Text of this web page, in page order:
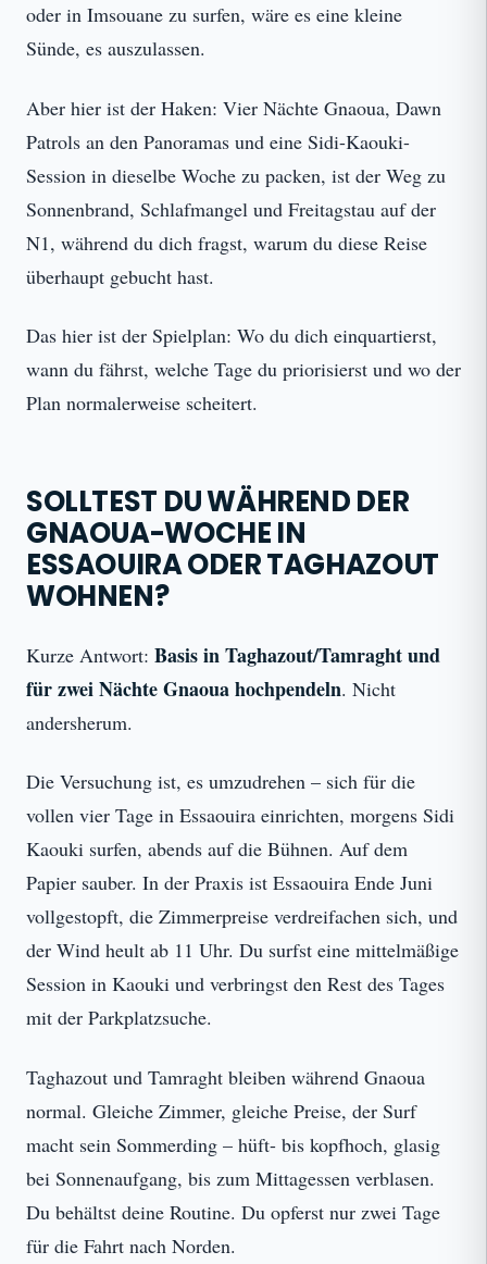
oder in Imsouane zu surfen, wäre es eine kleine
Sünde, es auszulassen.
Aber hier ist der Haken: Vier Nächte Gnaoua, Dawn
Patrols an den Panoramas und eine Sidi-Kaouki-
Session in dieselbe Woche zu packen, ist der Weg zu
Sonnenbrand, Schlafmangel und Freitagstau auf der
N1, während du dich fragst, warum du diese Reise
überhaupt gebucht hast.
Das hier ist der Spielplan: Wo du dich einquartierst,
wann du fährst, welche Tage du priorisierst und wo der
Plan normalerweise scheitert.
SOLLTEST DU WÄHREND DER
GNAOUA-WOCHE IN
ESSAOUIRA ODER TAGHAZOUT
WOHNEN?
Kurze Antwort: Basis in Taghazout/Tamraght und
für zwei Nächte Gnaoua hochpendeln. Nicht
andersherum.
Die Versuchung ist, es umzudrehen – sich für die
vollen vier Tage in Essaouira einrichten, morgens Sidi
Kaouki surfen, abends auf die Bühnen. Auf dem
Papier sauber. In der Praxis ist Essaouira Ende Juni
vollgestopft, die Zimmerpreise verdreifachen sich, und
der Wind heult ab 11 Uhr. Du surfst eine mittelmäßige
Session in Kaouki und verbringst den Rest des Tages
mit der Parkplatzsuche.
Taghazout und Tamraght bleiben während Gnaoua
normal. Gleiche Zimmer, gleiche Preise, der Surf
macht sein Sommerding – hüft- bis kopfhoch, glasig
bei Sonnenaufgang, bis zum Mittagessen verblasen.
Du behältst deine Routine. Du opferst nur zwei Tage
für die Fahrt nach Norden.